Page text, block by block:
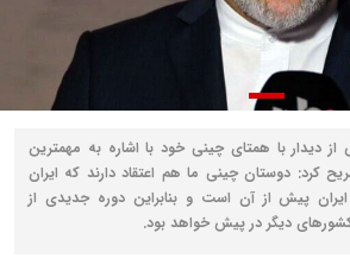
دیدار با همتای چینی خود با اشاره به مهمترین
کرد: دوستان چینی ما هم اعتقاد دارند که ایران
پیش از آن است و بنابراین دوره جدیدی از
دیگر در پیش خواهد بود.